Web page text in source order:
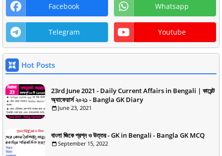
Facebook Whatsapp
Telegram Youtube
Hot Posts
23rd June 2021 - Daily Current Affairs in Bengali | কারেন্ট
অ্যাফেয়ার্স ২০২১ - Bangla GK Diary
June 23, 2021
বাংলা জিকে প্রশ্ন ও উত্তর - GK in Bengali - Bangla GK MCQ
September 15, 2022